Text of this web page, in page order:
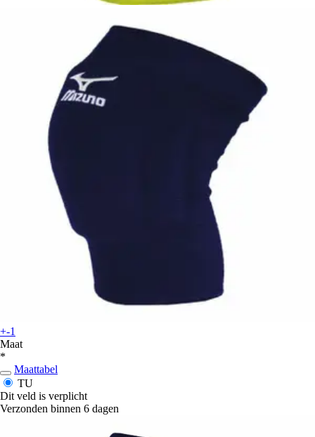
+-1
Maat
*
Maattabel
TU
Dit veld is verplicht
Verzonden binnen 6 dagen